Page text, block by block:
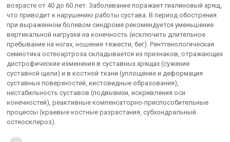
возрасте от 40 до 60 лет. Заболевание поражает гиалиновый хрящ,
что приводит к нарушению работы сустава. В период обострения
при выраженном болевом синдроме рекомендуется уменьшение
вертикальной нагрузки на конечность (исключить длительное
пребывание на ногах, ношение тяжести, бег). Рентгенологическая
семиотика остеоартроза складывается из признаков, отражающих
дистрофические изменения в суставных хрящах (сужение
суставной щели) и в костной ткани (уплощение и деформация
суставных поверхностей, кистовидные образования),
нестабильность суставов (подвывихи, искривления оси
конечностей), реактивные компенсаторно-приспособительные
процессы (краевые костные разрастания, субхондральный
остеосклероз).